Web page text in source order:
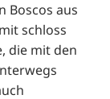
Boscos aus
schloss
die mit den